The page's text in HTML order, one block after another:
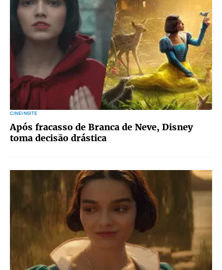
CINEINSITE
Após fracasso de Branca de Neve, Disney
toma decisão drástica